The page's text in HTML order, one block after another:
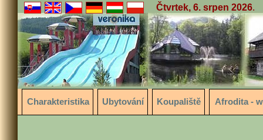
Čtvrtek, 6. srpen 2026.
Charakteristika Ubytování Koupaliště Afrodita -